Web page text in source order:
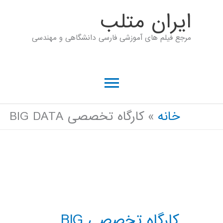
ايران متلب
مرجع فیلم های آموزشی فارسی دانشگاهی و مهندسی
فهرست
اصلی
خانه کارگاه تخصصی BIG DATA